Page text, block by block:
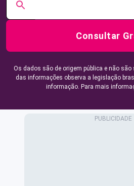
Consultar
Os dados são de origem pública e não
das informações observa a legislação
informação. Para mais